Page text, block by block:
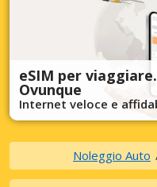
eSIM per
Ovunque
Internet veloce e
Noleggio Auto